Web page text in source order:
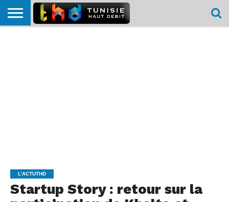
L'ACTUTHD
Startup Story : retour sur la